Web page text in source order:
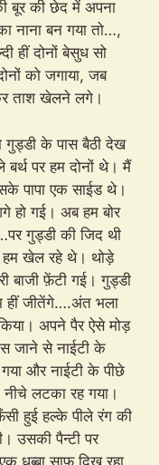
बूर की छेद में अपना
नाना बन गया तो…,
हीं दोनों बेसुध सो
को जगाया, जब
ताश खेलने लगे।
गुड्डी के पास बैठी देख
बर्थ पर हम दोनों थे। मैं
पापा एक साईड थे।
हो गई। अब हम बोर
गुड्डी की जिद थी
हम खेल रहे थे। थोड़े
बाजी फ़ेंटी गई। गुड्डी
हीं जीतेंगे….अंत भला
अपने पैर ऐसे मोड़
जाने से नाईटी के
और नाईटी के पीछे
लटका रह गया।
हुई हल्के पीले रंग की
उसकी पैन्टी पर
धब्बा साफ़ दिख रहा